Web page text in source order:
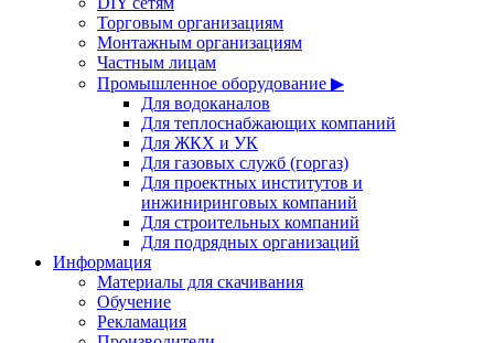
Торговым организациям
Монтажным организациям
Частным лицам
Промышленное оборудование ▶
Для водоканалов
Для теплоснабжающих компаний
Для ЖКХ и УК
Для газовых служб (горгаз)
Для проектных институтов и
инжиниринговых компаний
Для строительных компаний
Для подрядных организаций
Информация
Материалы для скачивания
Обучение
Рекламация